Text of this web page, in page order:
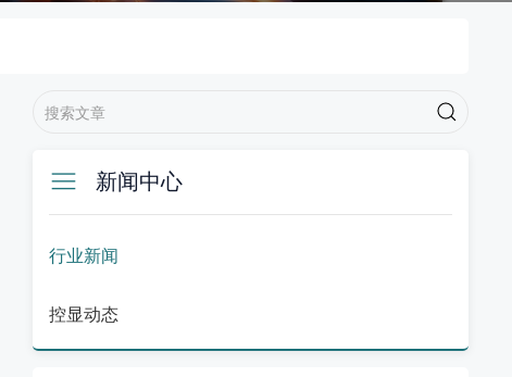
新闻中心
行业新闻
控显动态